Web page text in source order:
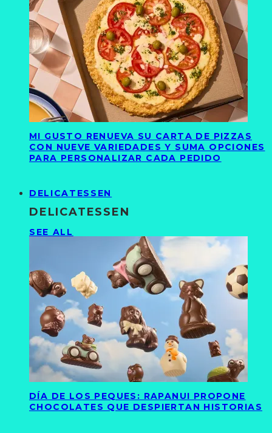
MI GUSTO RENUEVA SU CARTA DE PIZZAS
CON NUEVE VARIEDADES Y SUMA OPCIONES
PARA PERSONALIZAR CADA PEDIDO
DELICATESSEN
DELICATESSEN
SEE ALL
DÍA DE LOS PEQUES: RAPANUI PROPONE
CHOCOLATES QUE DESPIERTAN HISTORIAS